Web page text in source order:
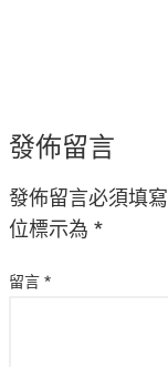
發佈留言
發佈留言必須填
位標示為 *
留言 *